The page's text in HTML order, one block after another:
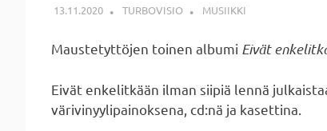
13.11.2020 TURBOVISIO MUSIIKKI
Maustetyttöjen toinen albumi Eivät
Eivät enkelitkään ilman siipiä lennä
värivinyylipainoksena, cd:nä ja kasettina.